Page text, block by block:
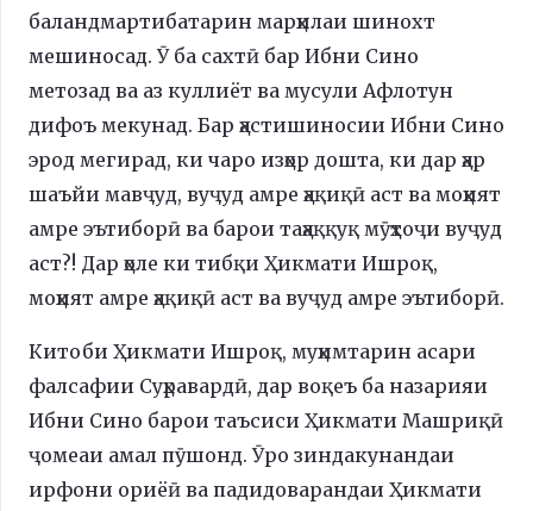
баландмартибатарин марҳилаи шинохт
мешиносад. Ӯ ба сахтӣ бар Ибни Сино
метозад ва аз куллиёт ва мусули Афлотун
дифоъ мекунад. Бар ҳастишиносии Ибни Сино
эрод мегирад, ки чаро изҳор дошта, ки дар ҳар
шаъйи мавҷуд, вуҷуд амре ҳақиқӣ аст ва моҳият
амре эътиборӣ ва барои таҳаққуқ мӯҳтоҷи вуҷуд
аст?! Дар ҳоле ки тибқи Ҳикмати Ишроқ,
моҳият амре ҳақиқӣ аст ва вуҷуд амре эътиборӣ.
Китоби Ҳикмати Ишроқ, муҳимтарин асари
фалсафии Суҳравардӣ, дар воқеъ ба назарияи
Ибни Сино барои таъсиси Ҳикмати Машриқӣ
ҷомеаи амал пӯшонд. Ӯро зиндакунандаи
ирфони ориёӣ ва падидоварандаи Ҳикмати